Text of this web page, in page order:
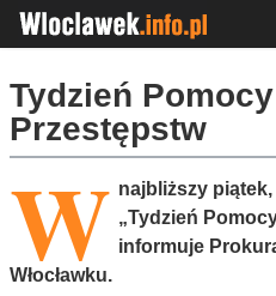
Tydzień
Przestępstw
W najbliższy
„Tydzień
informuje
Włocławku.